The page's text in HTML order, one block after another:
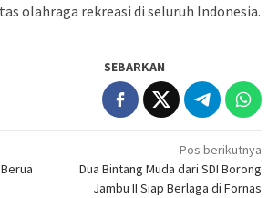
olahraga rekreasi di seluruh Indonesia.
SEBARKAN
Pos berikutnya
Dua Bintang Muda dari SDI Borong
Jambu II Siap Berlaga di Fornas